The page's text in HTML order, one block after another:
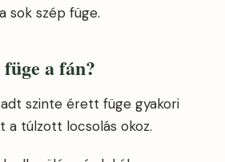
sok szép füge.
a fán?
szinte érett füge gyakori
a túlzott locsolás okoz.